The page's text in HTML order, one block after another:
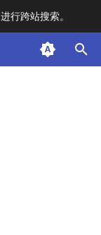
进行跨站搜索。